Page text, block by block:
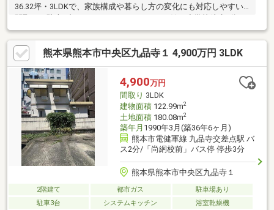
36.32坪・3LDKで、家族構成や暮らし方の変化にも対応しやすい
間取り・駐車2台可（インナーガレージ）・健軍小学校徒歩9分／
湖東中学校徒歩2分・健軍校前駅まで徒歩5分の立地・通勤、通学
の負担を減らす好立地・車の乗り降り、荷物の運び入れがスムー
ズな「インナーガレージ」・多様な使い方ができる「ワークスペ
ース」
熊本県熊本市中央区九品寺１ 4,900万円 3LDK
4,900万円
間取り 3LDK
建物面積122.99m2
土地面積180.08m2
築年月 1990年3月(築36年6ヶ月)
熊本市電健軍線 九品寺交差点駅 バ
ス2分/「尚絅校前」バス停 停歩3分
熊本県熊本市中央区九品寺１
2階建て 都市ガス
駐車場あり
駐車3台
システムキッチン 浴室乾燥機